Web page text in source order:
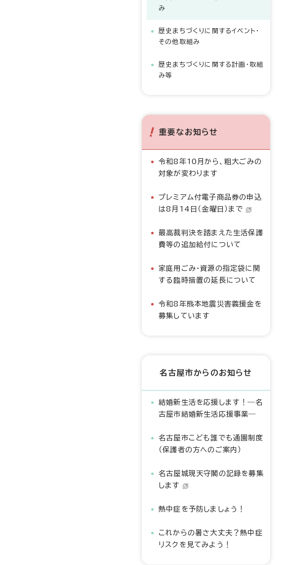
み
歴史まちづくりに関するイベント・
その他取組み
歴史まちづくりに関する計画・取組
み等
重要なお知らせ
令和8年10月から、粗大ごみの
対象が変わります
プレミアム付電子商品券の申込
は8月14日（金曜日）まで
最高裁判決を踏まえた生活保護
費等の追加給付について
家庭用ごみ・資源の指定袋に関
する臨時措置の延長について
令和8年熊本地震災害義援金を
募集しています
名古屋市からのお知らせ
結婚新生活を応援します！―名
古屋市結婚新生活応援事業―
名古屋市こども誰でも通園制度
（保護者の方へのご案内）
名古屋城現天守閣の記録を募集
します
熱中症を予防しましょう！
これからの暑さ大丈夫？熱中症
リスクを見てみよう！